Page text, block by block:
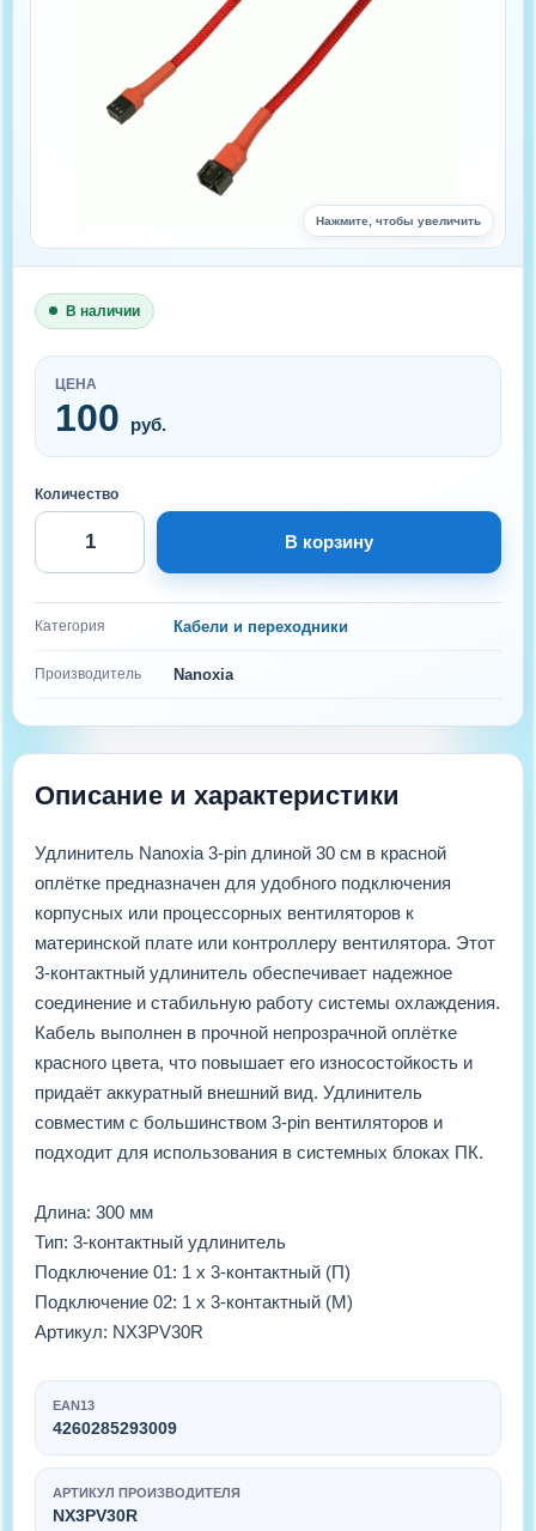
Нажмите, чтобы увеличить
В наличии
ЦЕНА
100 руб.
Количество
В корзину
Категория Кабели и переходники
Производитель Nanoxia
Описание и характеристики
Удлинитель Nanoxia 3-pin длиной 30 см в красной
оплётке предназначен для удобного подключения
корпусных или процессорных вентиляторов к
материнской плате или контроллеру вентилятора. Этот
3-контактный удлинитель обеспечивает надежное
соединение и стабильную работу системы охлаждения.
Кабель выполнен в прочной непрозрачной оплётке
красного цвета, что повышает его износостойкость и
придаёт аккуратный внешний вид. Удлинитель
совместим с большинством 3-pin вентиляторов и
подходит для использования в системных блоках ПК.
Длина: 300 мм
Тип: 3-контактный удлинитель
Подключение 01: 1 х 3-контактный (П)
Подключение 02: 1 х 3-контактный (М)
Артикул: NX3PV30R
EAN13
4260285293009
АРТИКУЛ ПРОИЗВОДИТЕЛЯ
NX3PV30R